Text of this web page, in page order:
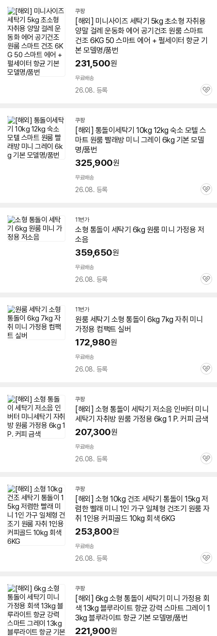
쿠팡
[해외] 미니사이즈 세탁기 5kg 초소형 자취용
양말 걸레 운동화 에어 공기건조 원룸 스마트
건조 6KG 50 스마트 에어 + 펄세이터 항균 기
본 모델명/품번
231,500원
무료배송
26.08. 등록
관
쿠팡
[해외] 통돌이 세탁기 10kg 12kg 숙소 모텔 스
마트 원룸 빨래방 미니 그레이 6kg 기본 모델
명/품번
325,900원
무료배송
26.08. 등록
관
11번가
소형 통돌이 세탁기 6kg 원룸 미니 가정용 저
소음
359,650원
무료배송
26.08. 등록
관
11번가
원룸 세탁기 소형 통돌이 6kg 7kg 자취 미니
가정용 컴팩트 실버
172,980원
무료배송
26.08. 등록
관
쿠팡
[해외] 소형 통돌이 세탁기 저소음 인버터 미니
세탁기 자취방 원룸 가정용 6kg 1 P. 커피 금색
207,300원
무료배송
26.08. 등록
관
쿠팡
[해외] 소형 10kg 건조 세탁기 통돌이 15kg 저
렴한 빨래 미니 1인 가구 일체형 건조기 원룸 자
취 1인용 커피골드 10kg 회색 6KG
253,800원
무료배송
26.08. 등록
관
쿠팡
[해외] 6kg 소형 통돌이 세탁기 미니 가정용 회
색 13kg 블루라이트 항균 강력 스마트 그레이 1
3kg 블루라이트 항균 기본 모델명/품번
221,900원